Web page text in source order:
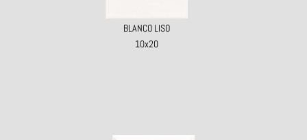
BLANCO LISO
10x20